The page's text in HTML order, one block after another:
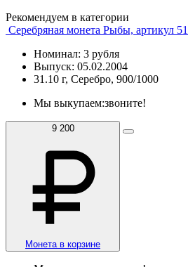
Рекомендуем в категории
Серебряная монета Рыбы, артикул
Номинал: 3 рубля
Выпуск: 05.02.2004
31.10 г, Серебро, 900/1000
Мы выкупаем:звоните!
9 200
Монета в корзине